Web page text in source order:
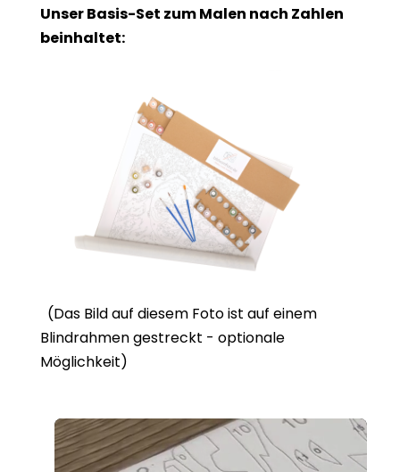
Unser Basis-Set zum Malen nach Zahlen
beinhaltet:
(Das Bild auf diesem Foto ist auf einem
Blindrahmen gestreckt - optionale
Möglichkeit)